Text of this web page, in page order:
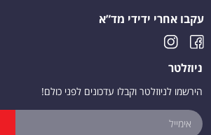
עקבו אחרי ידידי מד”א
ניוזלטר
הירשמו לניוזלטר וקבלו עדכונים לפני כולם!